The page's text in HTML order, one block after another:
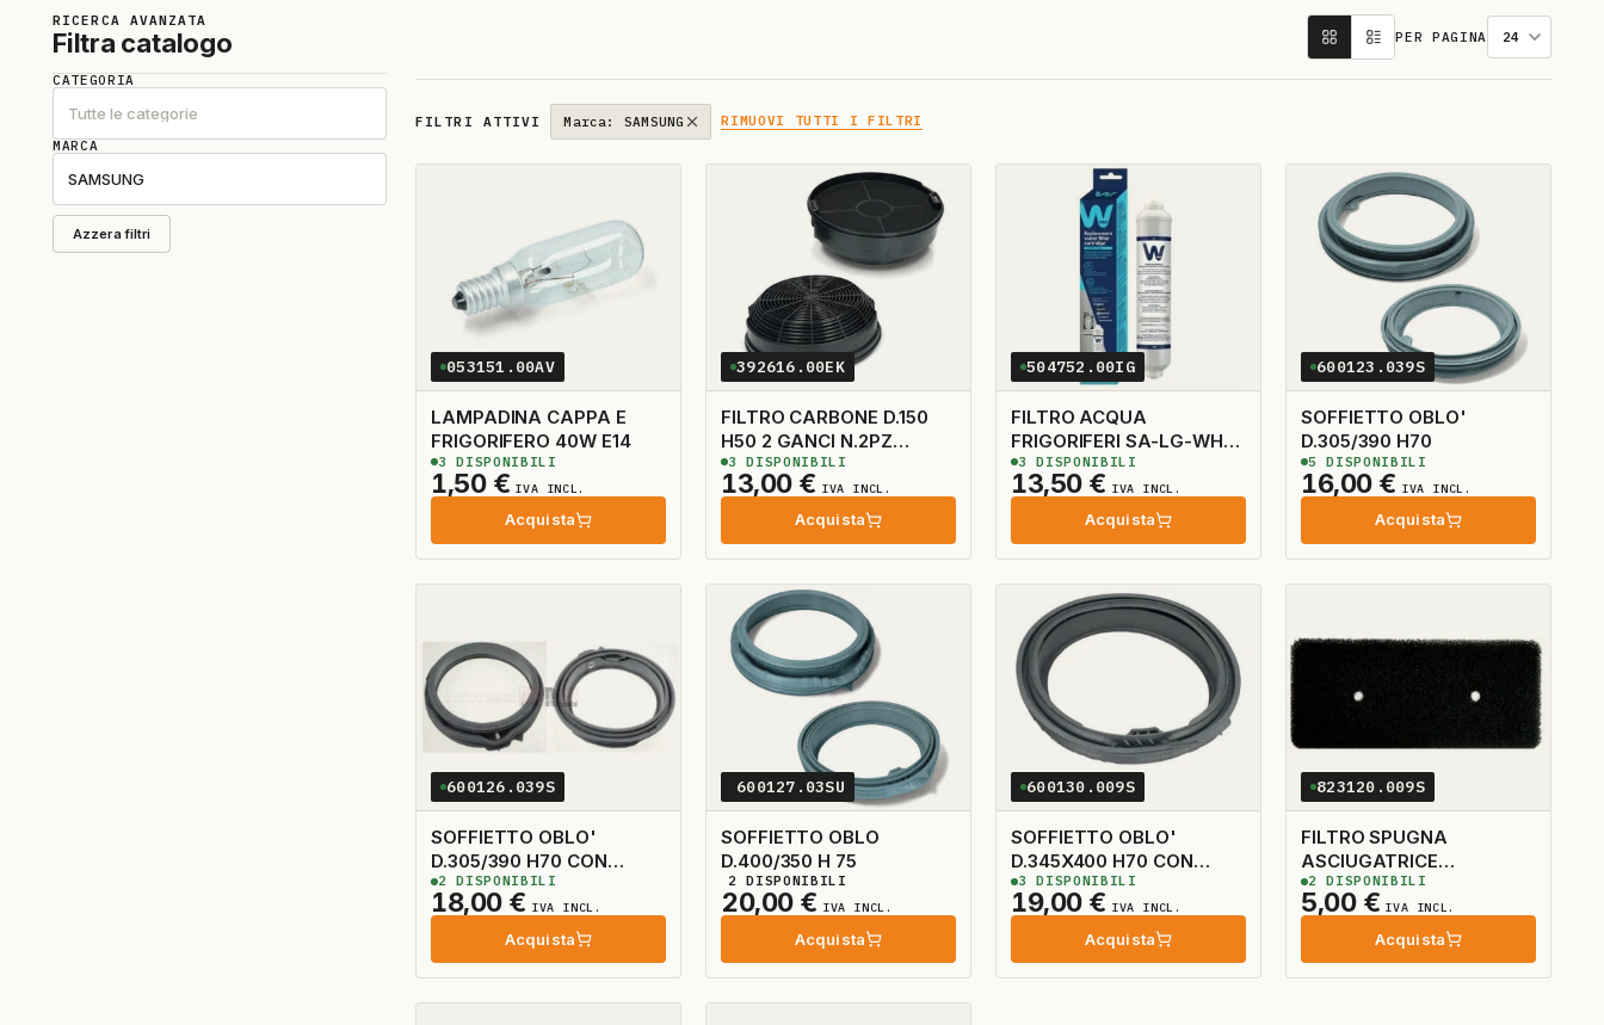
RICERCA AVANZATA
Filtra catalogo
CATEGORIA
Tutte le categorie
MARCA
SAMSUNG
Azzera filtri
PER PAGINA
FILTRI ATTIVI Marca: SAMSUNG RIMUOVI TUTTI I FILTRI
053151.00AV
LAMPADINA CAPPA E
FRIGORIFERO 40W E14
1,50 € IVA INCL.
Acquista
3 DISPONIBILI
392616.00EK
FILTRO CARBONE D.150
H50 2 GANCI N.2PZ
TYPE47
13,00 € IVA INCL.
Acquista
3 DISPONIBILI
504752.00IG
FILTRO ACQUA
FRIGORIFERI SA-LG-WH
CON TUBICINO CHE
ENTRA DENTRO
13,50 € IVA INCL.
Acquista
3 DISPONIBILI
600123.039S
SOFFIETTO OBLO'
D.305/390 H70
16,00 € IVA INCL.
Acquista
5 DISPONIBILI
600126.039S
SOFFIETTO OBLO'
D.305/390 H70 CON
TUBETTO
18,00 € IVA INCL.
Acquista
2 DISPONIBILI
600127.03SU
SOFFIETTO OBLO
D.400/350 H 75
20,00 € IVA INCL.
Acquista
2 DISPONIBILI
600130.009S
SOFFIETTO OBLO'
D.345X400 H70 CON
TUBETTO CHIUSO
19,00 € IVA INCL.
Acquista
3 DISPONIBILI
823120.009S
FILTRO SPUGNA
ASCIUGATRICE
233X103X15
5,00 € IVA INCL.
Acquista
2 DISPONIBILI